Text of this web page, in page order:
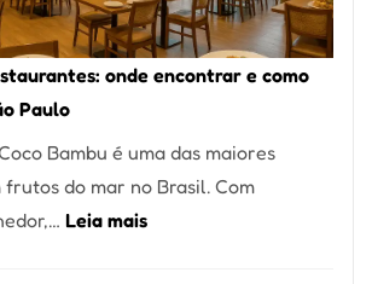
Paulo:
Um
Guia
para
a
Alta
onde encontrar e como
Paulo
Bambu é uma das maiores
do mar no Brasil. Com
Leia mais: